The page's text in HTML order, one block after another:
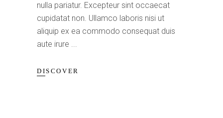
nulla pariatur. Excepteur sint occaecat
cupidatat non. Ullamco laboris nisi ut
aliquip ex ea commodo consequat duis
aute irure
DISCOVER